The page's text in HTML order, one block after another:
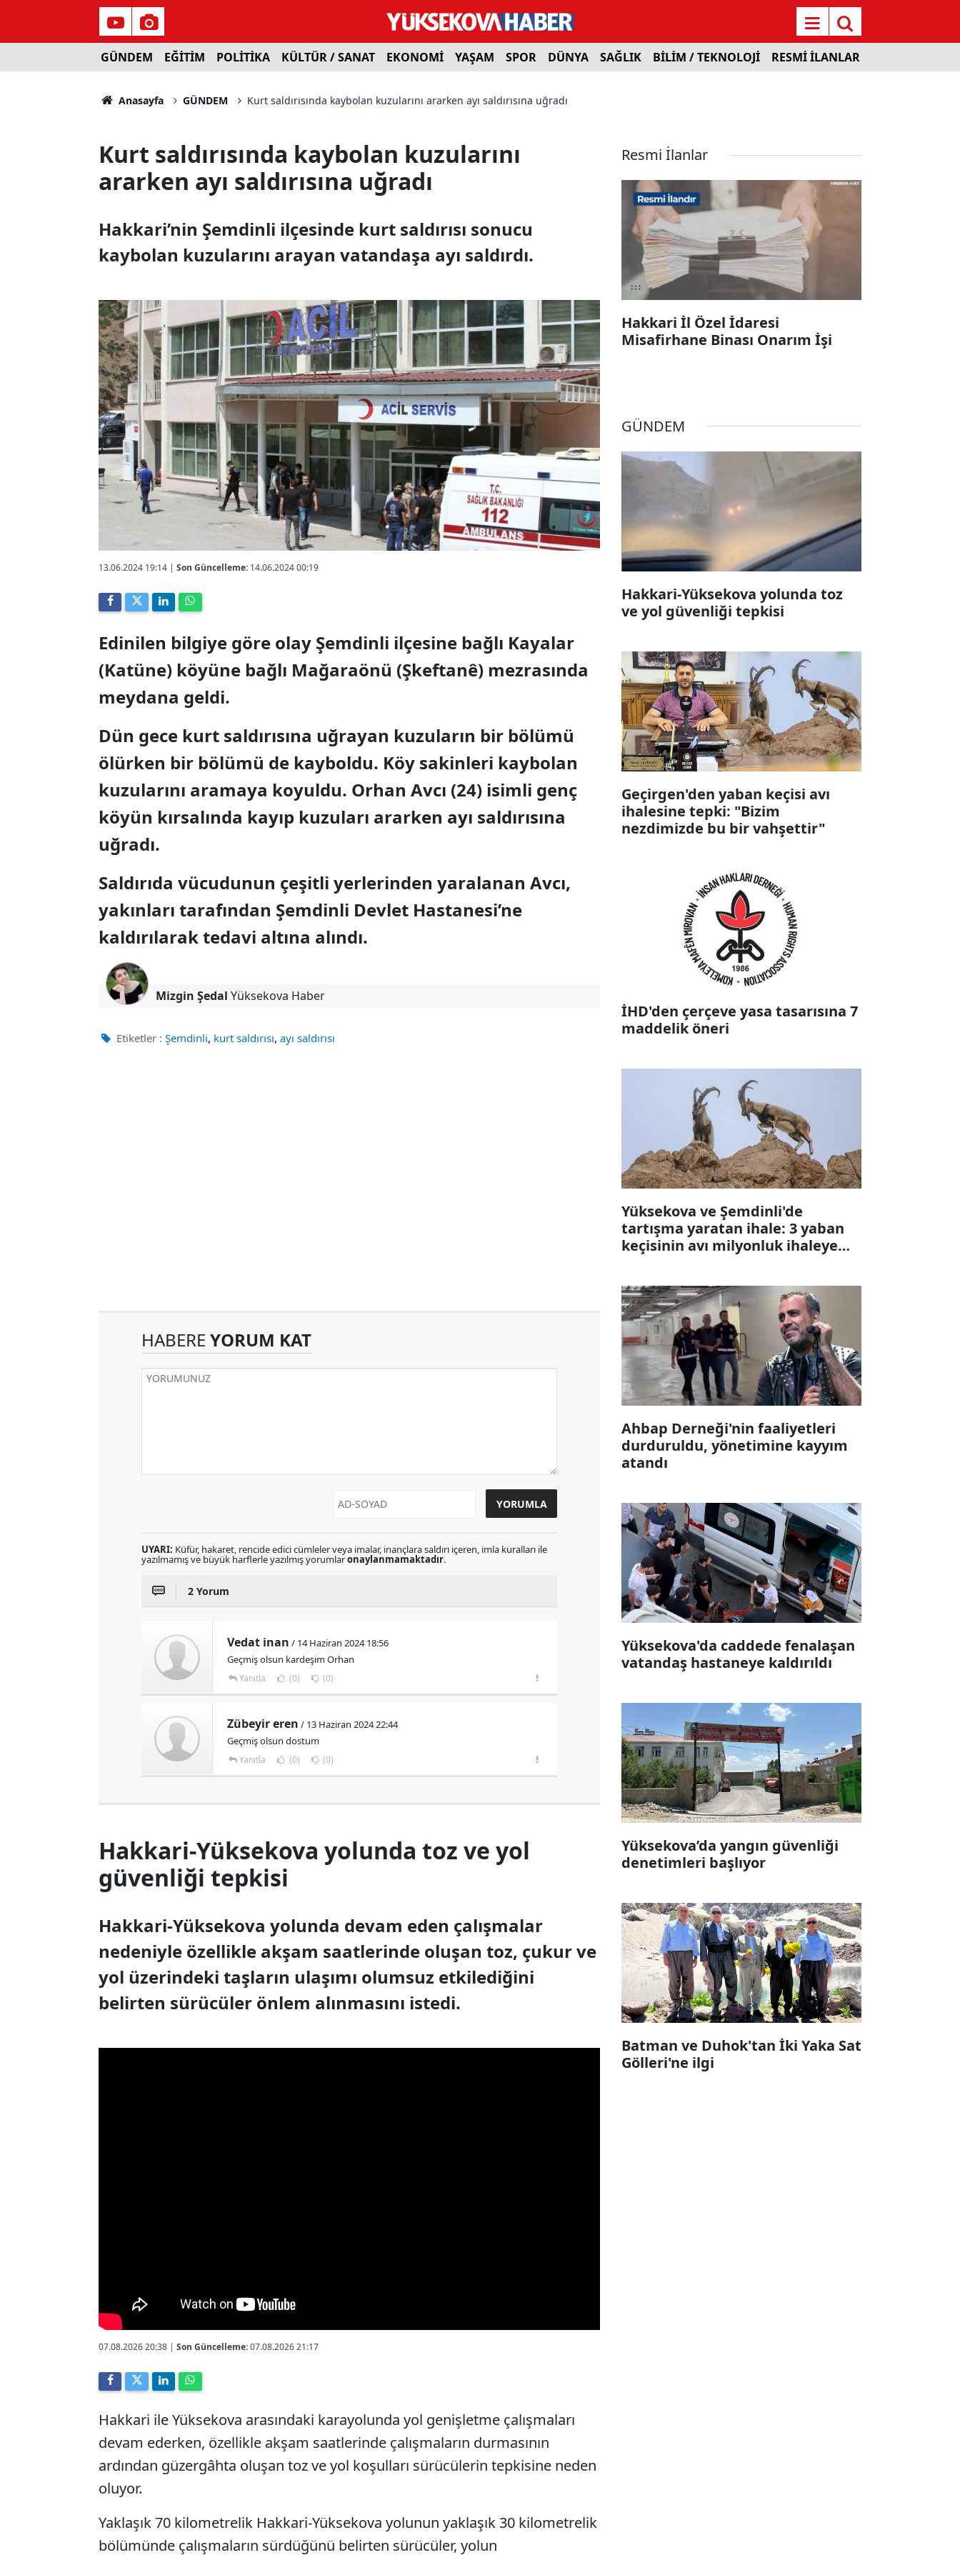
GÜNDEM EĞİTİM POLİTİKA KÜLTÜR / SANAT EKONOMİ YAŞAM SPOR DÜNYA SAĞLIK BİLİM / TEKNOLOJİ RESMİ İLANLAR
Anasayfa GÜNDEM Kurt saldırısında kaybolan kuzularını ararken ayı saldırısına uğradı
Kurt saldırısında kaybolan kuzularını
ararken ayı saldırısına uğradı
Hakkari’nin Şemdinli ilçesinde kurt saldırısı sonucu
kaybolan kuzularını arayan vatandaşa ayı saldırdı.
13.06.2024 19:14 | Son Güncelleme: 14.06.2024 00:19
Edinilen bilgiye göre olay Şemdinli ilçesine bağlı Kayalar
(Katüne) köyüne bağlı Mağaraönü (Şkeftanê) mezrasında
meydana geldi.
Dün gece kurt saldırısına uğrayan kuzuların bir bölümü
ölürken bir bölümü de kayboldu. Köy sakinleri kaybolan
kuzularını aramaya koyuldu. Orhan Avcı (24) isimli genç
köyün kırsalında kayıp kuzuları ararken ayı saldırısına
uğradı.
Saldırıda vücudunun çeşitli yerlerinden yaralanan Avcı,
yakınları tarafından Şemdinli Devlet Hastanesi’ne
kaldırılarak tedavi altına alındı.
Mizgin Şedal Yüksekova Haber
Etiketler : Şemdinli, kurt saldırısı, ayı saldırısı
HABERE YORUM KAT
UYARI: Küfür, hakaret, rencide edici cümleler veya imalar, inançlara saldırı içeren, imla kuralları ile
yazılmamış ve büyük harflerle yazılmış yorumlaronaylanmamaktadır.
2 Yorum
Vedat inan / 14 Haziran 2024 18:56
Geçmiş olsun kardeşim Orhan
Yanıtla (0) (0)
Zübeyir eren / 13 Haziran 2024 22:44
Geçmiş olsun dostum
Yanıtla (0) (0)
Hakkari-Yüksekova yolunda toz ve yol
güvenliği tepkisi
Hakkari-Yüksekova yolunda devam eden çalışmalar
nedeniyle özellikle akşam saatlerinde oluşan toz, çukur ve
yol üzerindeki taşların ulaşımı olumsuz etkilediğini
belirten sürücüler önlem alınmasını istedi.
07.08.2026 20:38 | Son Güncelleme:07.08.2026 21:17
Hakkari ile Yüksekova arasındaki karayolunda yol genişletme çalışmaları
devam ederken, özellikle akşam saatlerinde çalışmaların durmasının
ardından güzergâhta oluşan toz ve yol koşulları sürücülerin tepkisine neden
oluyor.
Yaklaşık 70 kilometrelik Hakkari-Yüksekova yolunun yaklaşık 30 kilometrelik
bölümünde çalışmaların sürdüğünü belirten sürücüler, yolun
Resmi İlanlar
Hakkari İl Özel İdaresi
Misafirhane Binası Onarım İşi
GÜNDEM
Hakkari-Yüksekova yolunda toz
ve yol güvenliği tepkisi
Geçirgen'den yaban keçisi avı
ihalesine tepki: "Bizim
nezdimizde bu bir vahşettir"
İHD'den çerçeve yasa tasarısına 7
maddelik öneri
Yüksekova ve Şemdinli'de
tartışma yaratan ihale: 3 yaban
keçisinin avı milyonluk ihaleye
Ahbap Derneği'nin faaliyetleri
durduruldu, yönetimine kayyım
atandı
Yüksekova'da caddede fenalaşan
vatandaş hastaneye kaldırıldı
Yüksekova’da yangın güvenliği
denetimleri başlıyor
Batman ve Duhok'tan İki Yaka Sat
Gölleri'ne ilgi